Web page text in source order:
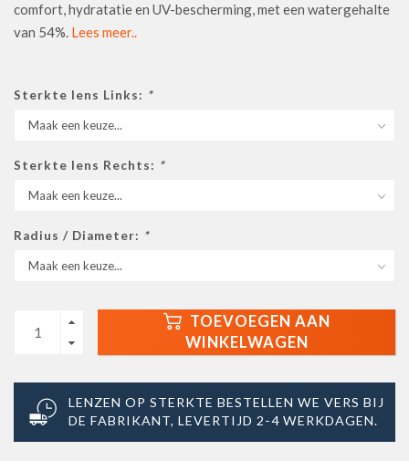
comfort, hydratatie en UV-bescherming, met een watergehalte
van 54%. Lees meer..
Sterkte lens Links: *
Sterkte lens Rechts: *
Radius / Diameter: *
TOEVOEGEN AAN
WINKELWAGEN
LENZEN OP STERKTE BESTELLEN WE VERS BIJ
DE FABRIKANT, LEVERTIJD 2-4 WERKDAGEN.